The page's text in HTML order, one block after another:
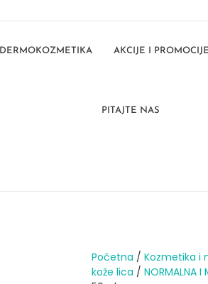
DERMOKOZMETIKA AKCIJE I PROMOCIJE
PITAJTE NAS
Početna / Kozmetika i
kože lica / NORMALNA I